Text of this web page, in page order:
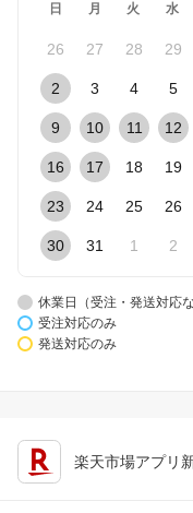
日 月 火 水
26 27 28 29
2 3 4 5
9 10 11 12
16 17 18 19
23 24 25 26
30 31 1 2
休業日（受注・発送対応な
受注対応のみ
発送対応のみ
楽天市場アプリ